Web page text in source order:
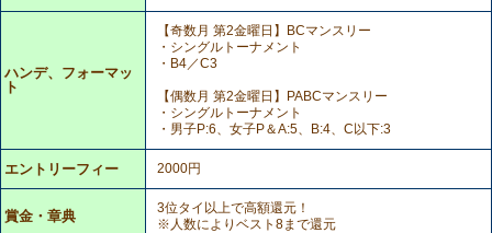
ハンデ、フォーマッ
ト
【奇数月 第2金曜日】BCマンスリー
・シングルトーナメント
・B4／C3
【偶数月 第2金曜日】PABCマンスリー
・シングルトーナメント
・男子P:6、女子P＆A:5、B:4、C以下:3
エントリーフィー 2000円
賞金・章典
3位タイ以上で高額還元！
※人数によりベスト8まで還元